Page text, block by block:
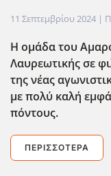
11 Σεπτεμβρίου 2024 |
Η ομάδα του
Λαυρεωτικής σε
της νέας
με πολύ καλή
πόντους.
ΠΕΡΙΣΣΌΤΕΡΑ